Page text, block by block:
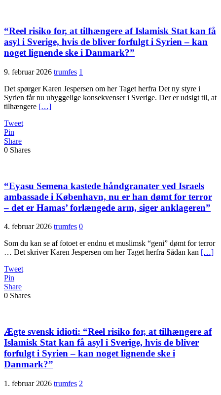
“Reel risiko for, at tilhængere af Islamisk Stat kan få
asyl i Sverige, hvis de bliver forfulgt i Syrien – kan
noget lignende ske i Danmark?”
9. februar 2026 trumfes 1
Det spørger Karen Jespersen om her Taget herfra Det ny styre i
Syrien får nu uhyggelige konsekvenser i Sverige. Der er udsigt til, at
tilhængere […]
Tweet
Pin
Share
0 Shares
“Eyasu Semena kastede håndgranater ved Israels
ambassade i København, nu er han dømt for terror
– det er Hamas’ forlængede arm, siger anklageren”
4. februar 2026 trumfes 0
Som du kan se af fotoet er endnu et muslimsk “geni” dømt for terror
… Det skriver Karen Jespersen om her Taget herfra Sådan kan […]
Tweet
Pin
Share
0 Shares
Ægte svensk idioti: “Reel risiko for, at tilhængere af
Islamisk Stat kan få asyl i Sverige, hvis de bliver
forfulgt i Syrien – kan noget lignende ske i
Danmark?”
1. februar 2026 trumfes 2